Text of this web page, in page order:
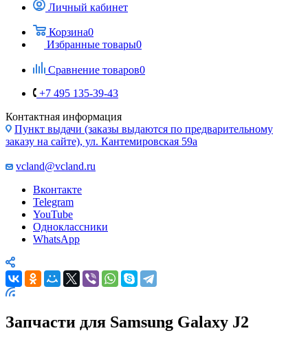
Личный кабинет
Корзина0
Избранные товары0
Сравнение товаров0
+7 495 135-39-43
Контактная информация
Пункт выдачи (заказы выдаются по предварительному
заказу на сайте), ул. Кантемировская 59а
vcland@vcland.ru
Вконтакте
Telegram
YouTube
Одноклассники
WhatsApp
Запчасти для Samsung Galaxy J2